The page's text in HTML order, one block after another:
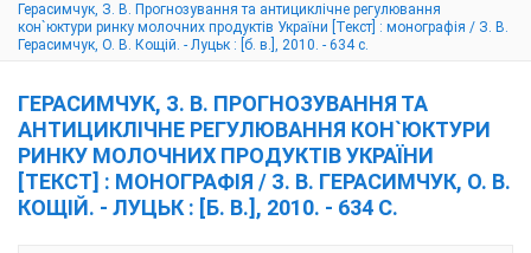
Герасимчук, З. В. Прогнозування та антициклічне регулювання
кон`юктури ринку молочних продуктів України [Текст] : монографія / З. В.
Герасимчук, О. В. Кощій. - Луцьк : [б. в.], 2010. - 634 с.
ГЕРАСИМЧУК, З. В. ПРОГНОЗУВАННЯ ТА
АНТИЦИКЛІЧНЕ РЕГУЛЮВАННЯ КОН`ЮКТУРИ
РИНКУ МОЛОЧНИХ ПРОДУКТІВ УКРАЇНИ
[ТЕКСТ] : МОНОГРАФІЯ / З. В. ГЕРАСИМЧУК, О. В.
КОЩІЙ. - ЛУЦЬК : [Б. В.], 2010. - 634 С.